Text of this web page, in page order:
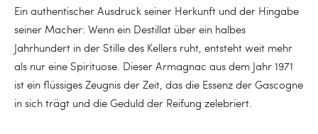
Ein authentischer Ausdruck seiner Herkunft und der Hingabe
seiner Macher: Wenn ein Destillat über ein halbes
Jahrhundert in der Stille des Kellers ruht, entsteht weit mehr
als nur eine Spirituose. Dieser Armagnac aus dem Jahr 1971
ist ein flüssiges Zeugnis der Zeit, das die Essenz der Gascogne
in sich trägt und die Geduld der Reifung zelebriert.